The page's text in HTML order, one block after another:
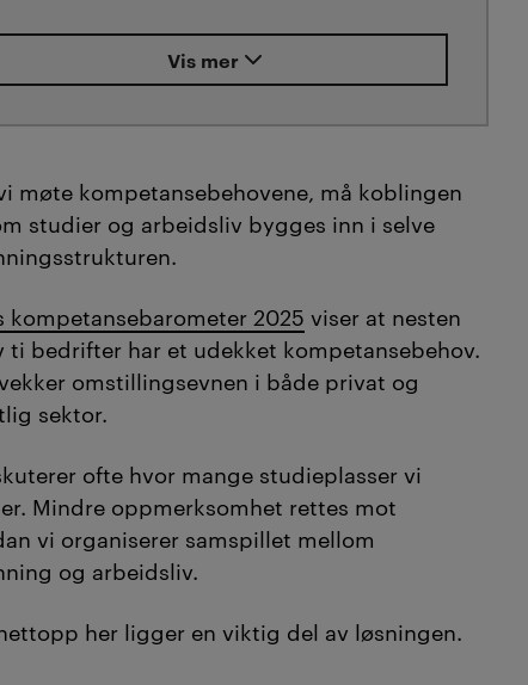
Borghild Brekke Hauglid og
Andreas Norgår Thon mener at når
læringsmuligheter og
innovasjonspotensiale tapt.
De trekker frem arbeidsintegrert
læring (AIL) som en løsning. Da
bygges samarbeid med arbeidslivet
inn i studieløpet og gir studenter og
virksomheter tidligere tilgang til
relevant kompetanse.
er laget av KI og
av redaksjonen).
Vis mer
møte kompetansebehovene, må koblingen
studier og arbeidsliv bygges inn i selve
kompetansebarometer 2025 viser at nesten
ti bedrifter har et udekket kompetansebehov.
omstillingsevnen i både privat og
sektor.
ofte hvor mange studieplasser vi
Mindre oppmerksomhet rettes mot
vi organiserer samspillet mellom
og arbeidsliv.
her ligger en viktig del av løsningen.